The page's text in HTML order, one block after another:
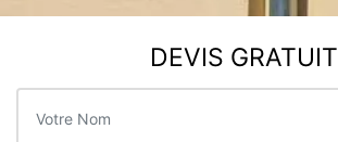
DEVIS GRATUIT